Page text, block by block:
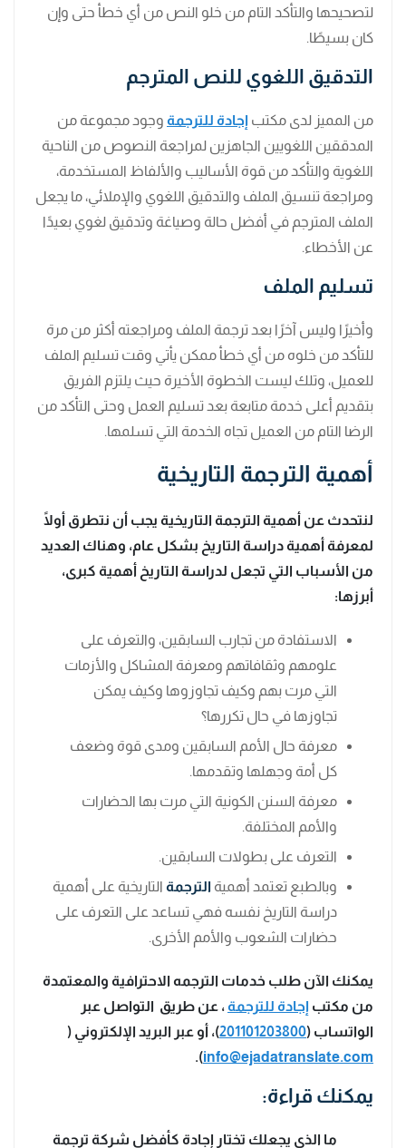
لتصحيحها والتأكد التام من خلو النص من أي خطأ حتى وإن
كان بسيطًا.
التدقيق اللغوي للنص المترجم
من المميز لدى مكتب إجادة للترجمة وجود مجموعة من
المدققين اللغويين الجاهزين لمراجعة النصوص من الناحية
اللغوية والتأكد من قوة الأساليب والألفاظ المستخدمة،
ومراجعة تنسيق الملف والتدقيق اللغوي والإملائي، ما يجعل
الملف المترجم في أفضل حالة وصياغة وتدقيق لغوي بعيدًا
عن الأخطاء.
تسليم الملف
وأخيرًا وليس آخرًا بعد ترجمة الملف ومراجعته أكثر من مرة
للتأكد من خلوه من أي خطأ ممكن يأتي وقت تسليم الملف
للعميل، وتلك ليست الخطوة الأخيرة حيث يلتزم الفريق
بتقديم أعلى خدمة متابعة بعد تسليم العمل وحتى التأكد من
الرضا التام من العميل تجاه الخدمة التي تسلمها.
أهمية الترجمة التاريخية
لنتحدث عن أهمية الترجمة التاريخية يجب أن نتطرق أولًا
لمعرفة أهمية دراسة التاريخ بشكل عام، وهناك العديد
من الأسباب التي تجعل لدراسة التاريخ أهمية كبرى،
أبرزها:
الاستفادة من تجارب السابقين، والتعرف على
علومهم وثقافاتهم ومعرفة المشاكل والأزمات
التي مرت بهم وكيف تجاوزوها وكيف يمكن
تجاوزها في حال تكررها؟
معرفة حال الأمم السابقين ومدى قوة وضعف
كل أمة وجهلها وتقدمها.
معرفة السنن الكونية التي مرت بها الحضارات
والأمم المختلفة.
التعرف على بطولات السابقين.
وبالطبع تعتمد أهمية الترجمة التاريخية على أهمية
دراسة التاريخ نفسه فهي تساعد على التعرف على
حضارات الشعوب والأمم الأخرى.
يمكنك الآن طلب خدمات الترجمه الاحترافية والمعتمدة
من مكتب إجادة للترجمة ، عن طريق التواصل عبر
الواتساب (201101203800)، أو عبر البريد الإلكتروني (
info@ejadatranslate.com
).
يمكنك قراءة:
ما الذي يجعلك تختار إجادة كأفضل شركة ترجمة